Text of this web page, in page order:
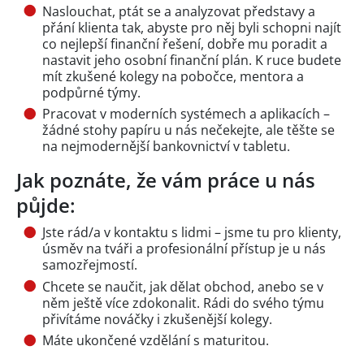
Naslouchat, ptát se a analyzovat představy a
přání klienta tak, abyste pro něj byli schopni najít
co nejlepší finanční řešení, dobře mu poradit a
nastavit jeho osobní finanční plán. K ruce budete
mít zkušené kolegy na pobočce, mentora a
podpůrné týmy.
Pracovat v moderních systémech a aplikacích –
žádné stohy papíru u nás nečekejte, ale těšte se
na nejmodernější bankovnictví v tabletu.
Jak poznáte, že vám práce u nás
půjde:
Jste rád/a v kontaktu s lidmi – jsme tu pro klienty,
úsměv na tváři a profesionální přístup je u nás
samozřejmostí.
Chcete se naučit, jak dělat obchod, anebo se v
něm ještě více zdokonalit. Rádi do svého týmu
přivítáme nováčky i zkušenější kolegy.
Máte ukončené vzdělání s maturitou.